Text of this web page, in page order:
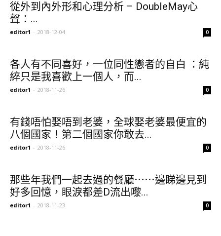
從外到內外形和心理分析 – DoubleMay心
聲：...
editor1 - 2018-12-04 0
各人有不同喜好，一位同性戀者的自白 ：純
綷只是我喜歡上一個人，而...
editor1 - 2018-11-26 0
有錢唔怕娶唔到老婆，全球娶老婆最便宜的
八個國家！第二個國家你敢去...
editor1 - 2018-11-26 0
那些年我們一起去過的餐廳⋯⋯邊睇邊見到
好多回憶，眼淚都差D流出嚟...
editor1 - 2018-11-23 0